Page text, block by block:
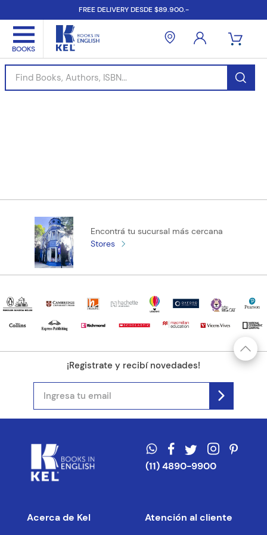
FREE DELIVERY DESDE $89.900.-
Find Books, Authors, ISBN...
Encontrá tu sucursal más cercana
Stores
¡Registrate y recibí novedades!
(11) 4890-9900
Acerca de Kel Atención al cliente